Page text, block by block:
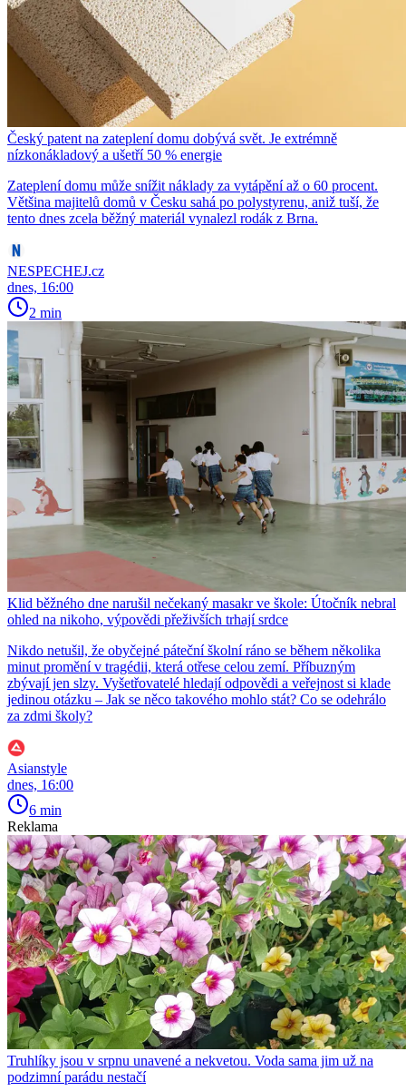
Český patent na zateplení domu dobývá svět. Je extrémně
nízkonákladový a ušetří 50 % energie
Zateplení domu může snížit náklady za vytápění až o 60 procent.
Většina majitelů domů v Česku sahá po polystyrenu, aniž tuší, že
tento dnes zcela běžný materiál vynalezl rodák z Brna.
NESPECHEJ.cz
dnes, 16:00
2 min
Klid běžného dne narušil nečekaný masakr ve škole: Útočník nebral
ohled na nikoho, výpovědi přeživších trhají srdce
Nikdo netušil, že obyčejné páteční školní ráno se během několika
minut promění v tragédii, která otřese celou zemí. Příbuzným
zbývají jen slzy. Vyšetřovatelé hledají odpovědi a veřejnost si klade
jedinou otázku – Jak se něco takového mohlo stát? Co se odehrálo
za zdmi školy?
Asianstyle
dnes, 16:00
6 min
Reklama
Truhlíky jsou v srpnu unavené a nekvetou. Voda sama jim už na
podzimní parádu nestačí